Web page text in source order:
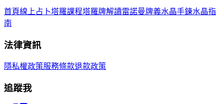
首頁線上占卜塔羅課程塔羅牌解讀雷諾曼牌義水晶手鍊水晶指
南
法律資訊
隱私權政策服務條款退款政策
追蹤我